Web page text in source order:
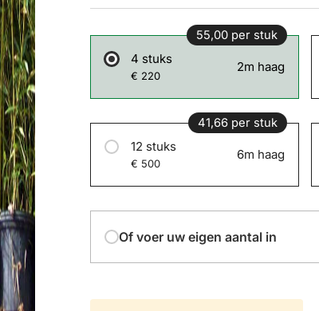
55,00 per stuk
4 stuks
€ 220
2m haag
41,66 per stuk
12 stuks
€ 500
6m haag
Of voer uw eigen aantal in